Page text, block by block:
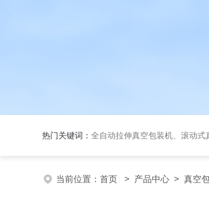
热门关键词： 全自动拉伸真空包装机、滚动式真空包装机、平
当前位置： 首页 > 产品中心 > 真空